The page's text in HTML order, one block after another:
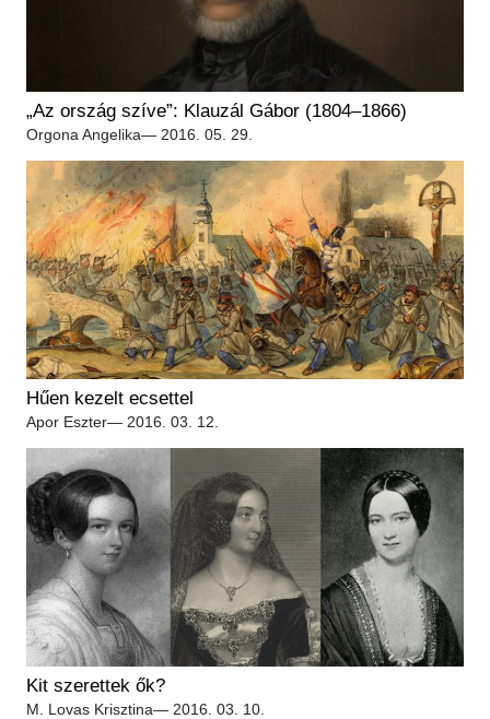
„Az ország szíve”: Klauzál Gábor (1804–1866)
Orgona Angelika— 2016. 05. 29.
Hűen kezelt ecsettel
Apor Eszter— 2016. 03. 12.
Kit szerettek ők?
M. Lovas Krisztina— 2016. 03. 10.